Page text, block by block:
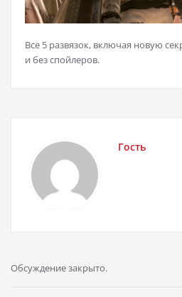
Все 5 развязок, включая новую
и без спойлеров.
Гость
Обсуждение закрыто.